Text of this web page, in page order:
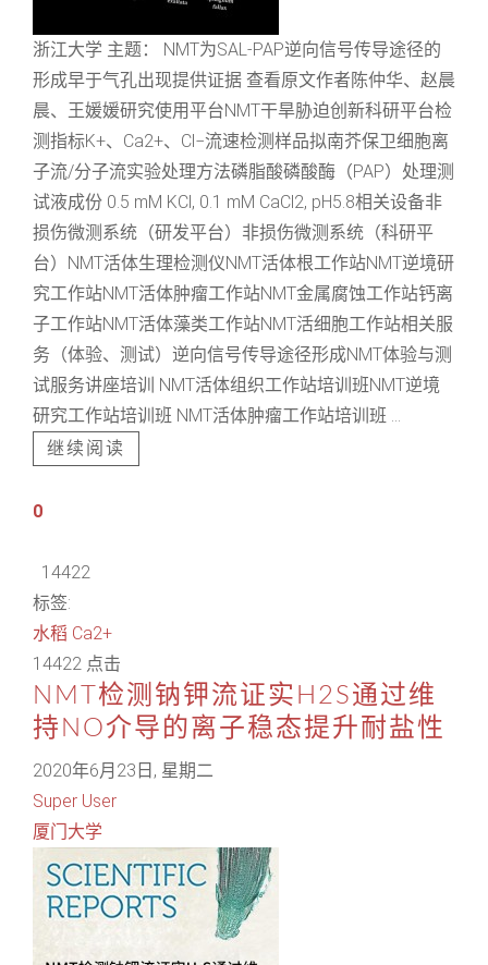
浙江大学 主题： NMT为SAL-PAP逆向信号传导途径的
形成早于气孔出现提供证据 查看原文作者陈仲华、赵晨
晨、王媛媛研究使用平台NMT干旱胁迫创新科研平台检
测指标K+、Ca2+、Cl−流速检测样品拟南芥保卫细胞离
子流/分子流实验处理方法磷脂酸磷酸酶（PAP）处理测
试液成份 0.5 mM KCl, 0.1 mM CaCl2, pH5.8相关设备非
损伤微测系统（研发平台）非损伤微测系统（科研平
台）NMT活体生理检测仪NMT活体根工作站NMT逆境研
究工作站NMT活体肿瘤工作站NMT金属腐蚀工作站钙离
子工作站NMT活体藻类工作站NMT活细胞工作站相关服
务（体验、测试）逆向信号传导途径形成NMT体验与测
试服务讲座培训 NMT活体组织工作站培训班NMT逆境
研究工作站培训班 NMT活体肿瘤工作站培训班 ...
继续阅读
0
14422
标签:
水稻 Ca2+
14422 点击
NMT检测钠钾流证实H2S通过维
持NO介导的离子稳态提升耐盐性
2020年6月23日, 星期二
Super User
厦门大学